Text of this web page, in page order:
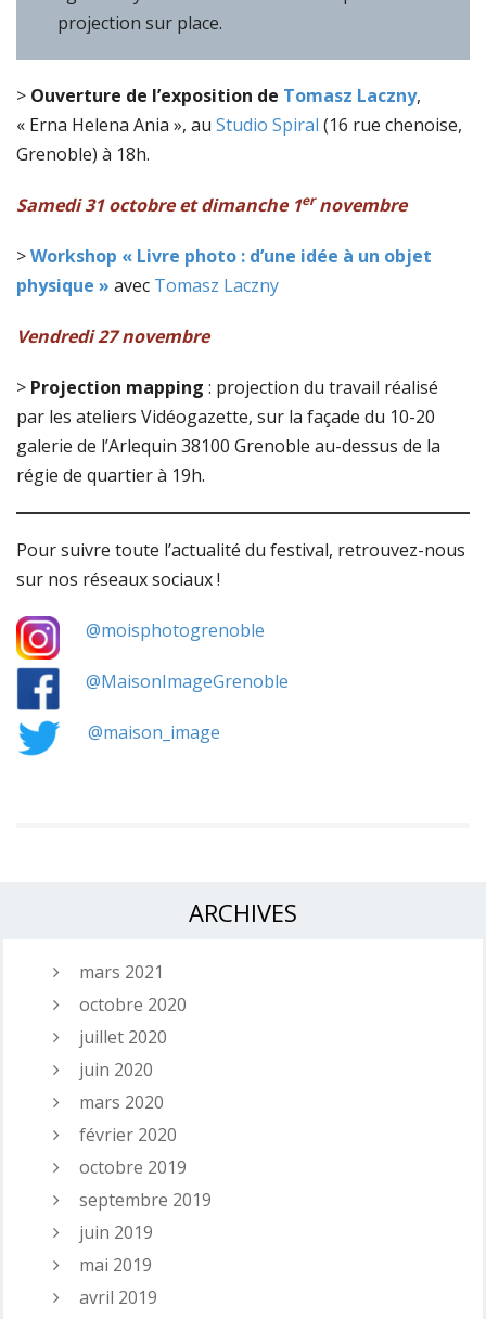
projection sur place.
> Ouverture de l’exposition de Tomasz Laczny,
« Erna Helena Ania », au Studio Spiral (16 rue chenoise,
Grenoble) à 18h.
Samedi 31 octobre et dimanche 1ernovembre
>Workshop « Livre photo : d’une idée à un objet
physique » avec Tomasz Laczny
Vendredi27 novembre
> Projection mapping : projection du travail réalisé
par les ateliers Vidéogazette, sur la façade du 10-20
galerie de l’Arlequin 38100 Grenoble au-dessus de la
régie de quartier à 19h.
Pour suivre toute l’actualité du festival, retrouvez-nous
sur nos réseaux sociaux !
@moisphotogrenoble
@MaisonImageGrenoble
@maison_image
ARCHIVES
mars 2021
octobre 2020
juillet 2020
juin 2020
mars 2020
février 2020
octobre 2019
septembre 2019
juin 2019
mai 2019
avril 2019